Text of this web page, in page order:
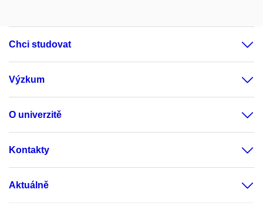
Chci studovat
Výzkum
O univerzitě
Kontakty
Aktuálně